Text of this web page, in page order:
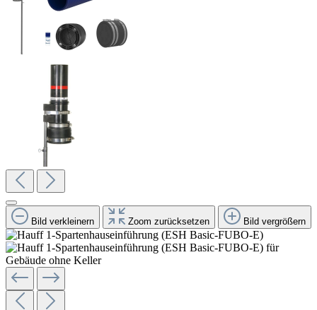
Bild verkleinern Zoom zurücksetzen Bild vergrößern